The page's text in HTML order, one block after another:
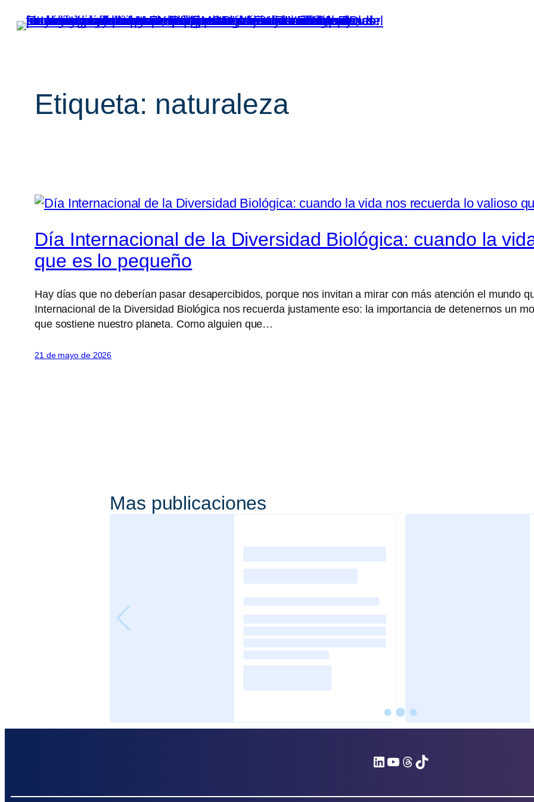
Saltar
Etiqueta: naturaleza
Día Internacional de la Diversidad Biológica: cuando la
que es lo pequeño
Hay días que no deberían pasar desapercibidos, porque nos invitan a mirar con más atención el mundo
Internacional de la Diversidad Biológica nos recuerda justamente eso: la importancia de detenernos un
que sostiene nuestro planeta. Como alguien que…
21 de mayo de 2026
Mas publicaciones
LinkedIn
YouTube
Threads
TikTok